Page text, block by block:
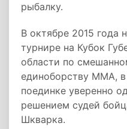
рыбалку.
В октябре 2015 года
турнире на Кубок
области по
единоборству ММА,
поединке уверенно
решением судей
Шкварка.